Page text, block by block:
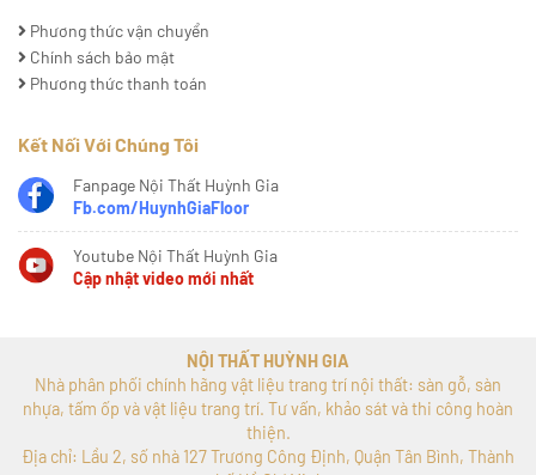
Phương thức vận chuyển
Chính sách bảo mật
Phương thức thanh toán
Kết Nối Với Chúng Tôi
Fanpage Nội Thất Huỳnh Gia
Fb.com/HuynhGiaFloor
Youtube Nội Thất Huỳnh Gia
Cập nhật video mới nhất
NỘI THẤT HUỲNH GIA
Nhà phân phối chính hãng vật liệu trang trí nội thất: sàn gỗ, sàn
nhựa, tấm ốp và vật liệu trang trí. Tư vấn, khảo sát và thi công hoàn
thiện.
Địa chỉ: Lầu 2, số nhà 127 Trương Công Định, Quận Tân Bình, Thành